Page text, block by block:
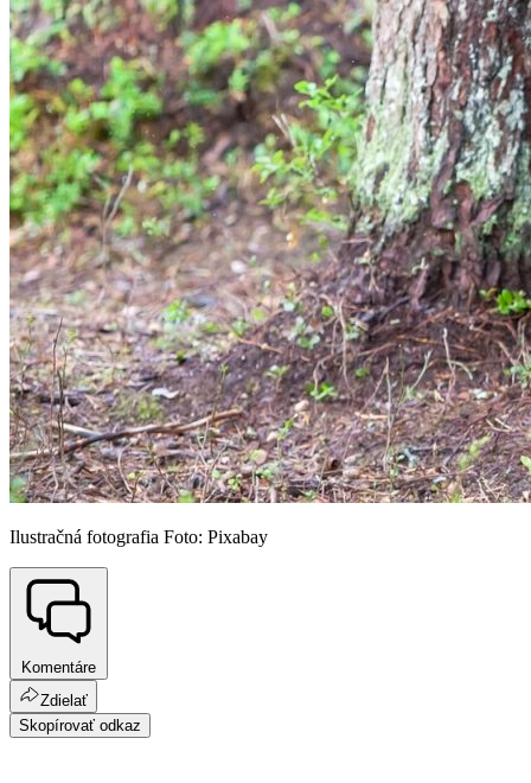
Ilustračná fotografia Foto: Pixabay
Komentáre
Zdielať
Skopírovať odkaz